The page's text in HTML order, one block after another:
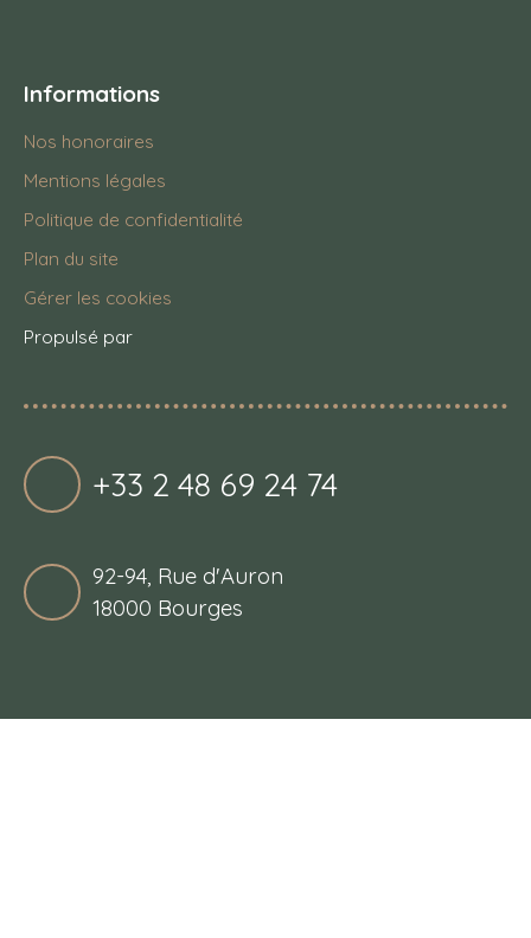
Informations
Nos honoraires
Mentions légales
Politique de confidentialité
Plan du site
Gérer les cookies
Propulsé par
+33 2 48 69 24 74
92-94, Rue d'Auron
18000 Bourges